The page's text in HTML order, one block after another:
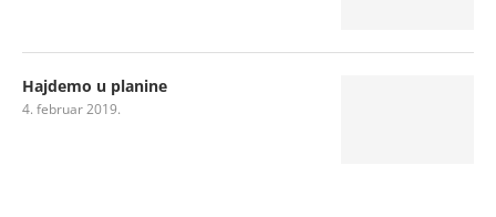
Hajdemo u planine
4. februar 2019.